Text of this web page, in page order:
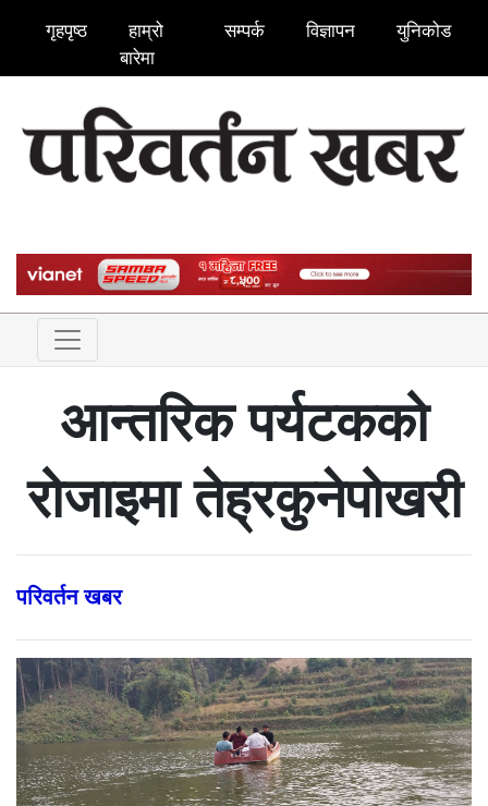
गृहपृष्ठ
हाम्रो
बारेमा
सम्पर्क विज्ञापन युनिकोड
आन्तरिक पर्यटकको
रोजाइमा तेह्रकुनेपोखरी
परिवर्तन खबर